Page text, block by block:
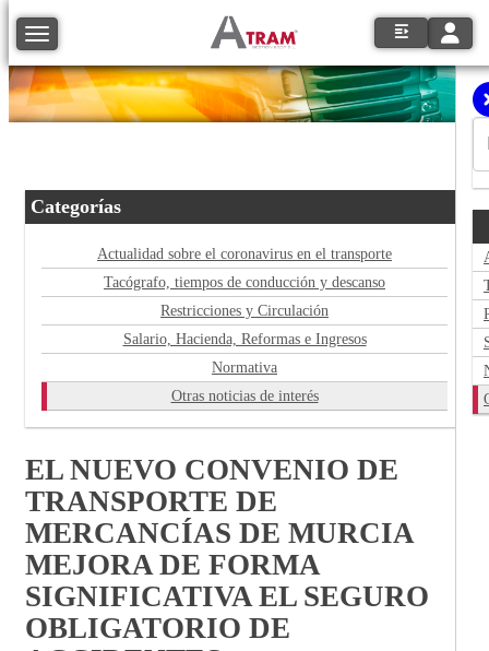
Toggle navigation
Categorías
Actualidad sobre el coronavirus en el transporte
Tacógrafo, tiempos de conducción y descanso
Restricciones y Circulación
Salario, Hacienda, Reformas e Ingresos
Normativa
Otras noticias de interés
EL NUEVO CONVENIO DE
TRANSPORTE DE
MERCANCÍAS DE MURCIA
MEJORA DE FORMA
SIGNIFICATIVA EL SEGURO
OBLIGATORIO DE